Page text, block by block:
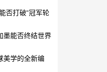
否打破“冠军轮
墨能否终结世界
美学的全新编